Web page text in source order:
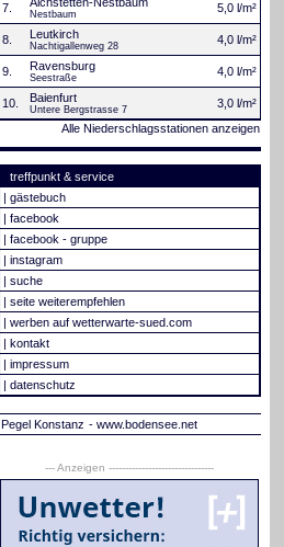
7. Nestbaum 5,0 l/m²
8. Leutkirch
Nachtigallenweg 28 4,0 l/m²
9. Ravensburg
Seestraße 4,0 l/m²
10. Baienfurt
Untere Bergstrasse 7
3,0 l/m²
Alle Niederschlagsstationen anzeigen
treffpunkt & service
| gästebuch
| facebook
| facebook - gruppe
| instagram
| suche
| seite weiterempfehlen
| werben auf wetterwarte-sued.com
| kontakt
| impressum
| datenschutz
Pegel Konstanz - www.bodensee.net
--- Anzeigen --------------------------------